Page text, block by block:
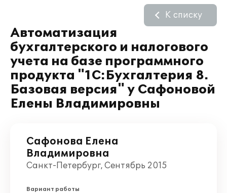
Автоматизация
бухгалтерского и налогового
учета на базе программного
продукта "1С:Бухгалтерия 8.
Базовая версия" у Сафоновой
Елены Владимировны
К списку
Сафонова Елена
Владимировна
Санкт-Петербург, Сентябрь 2015
Вариант работы